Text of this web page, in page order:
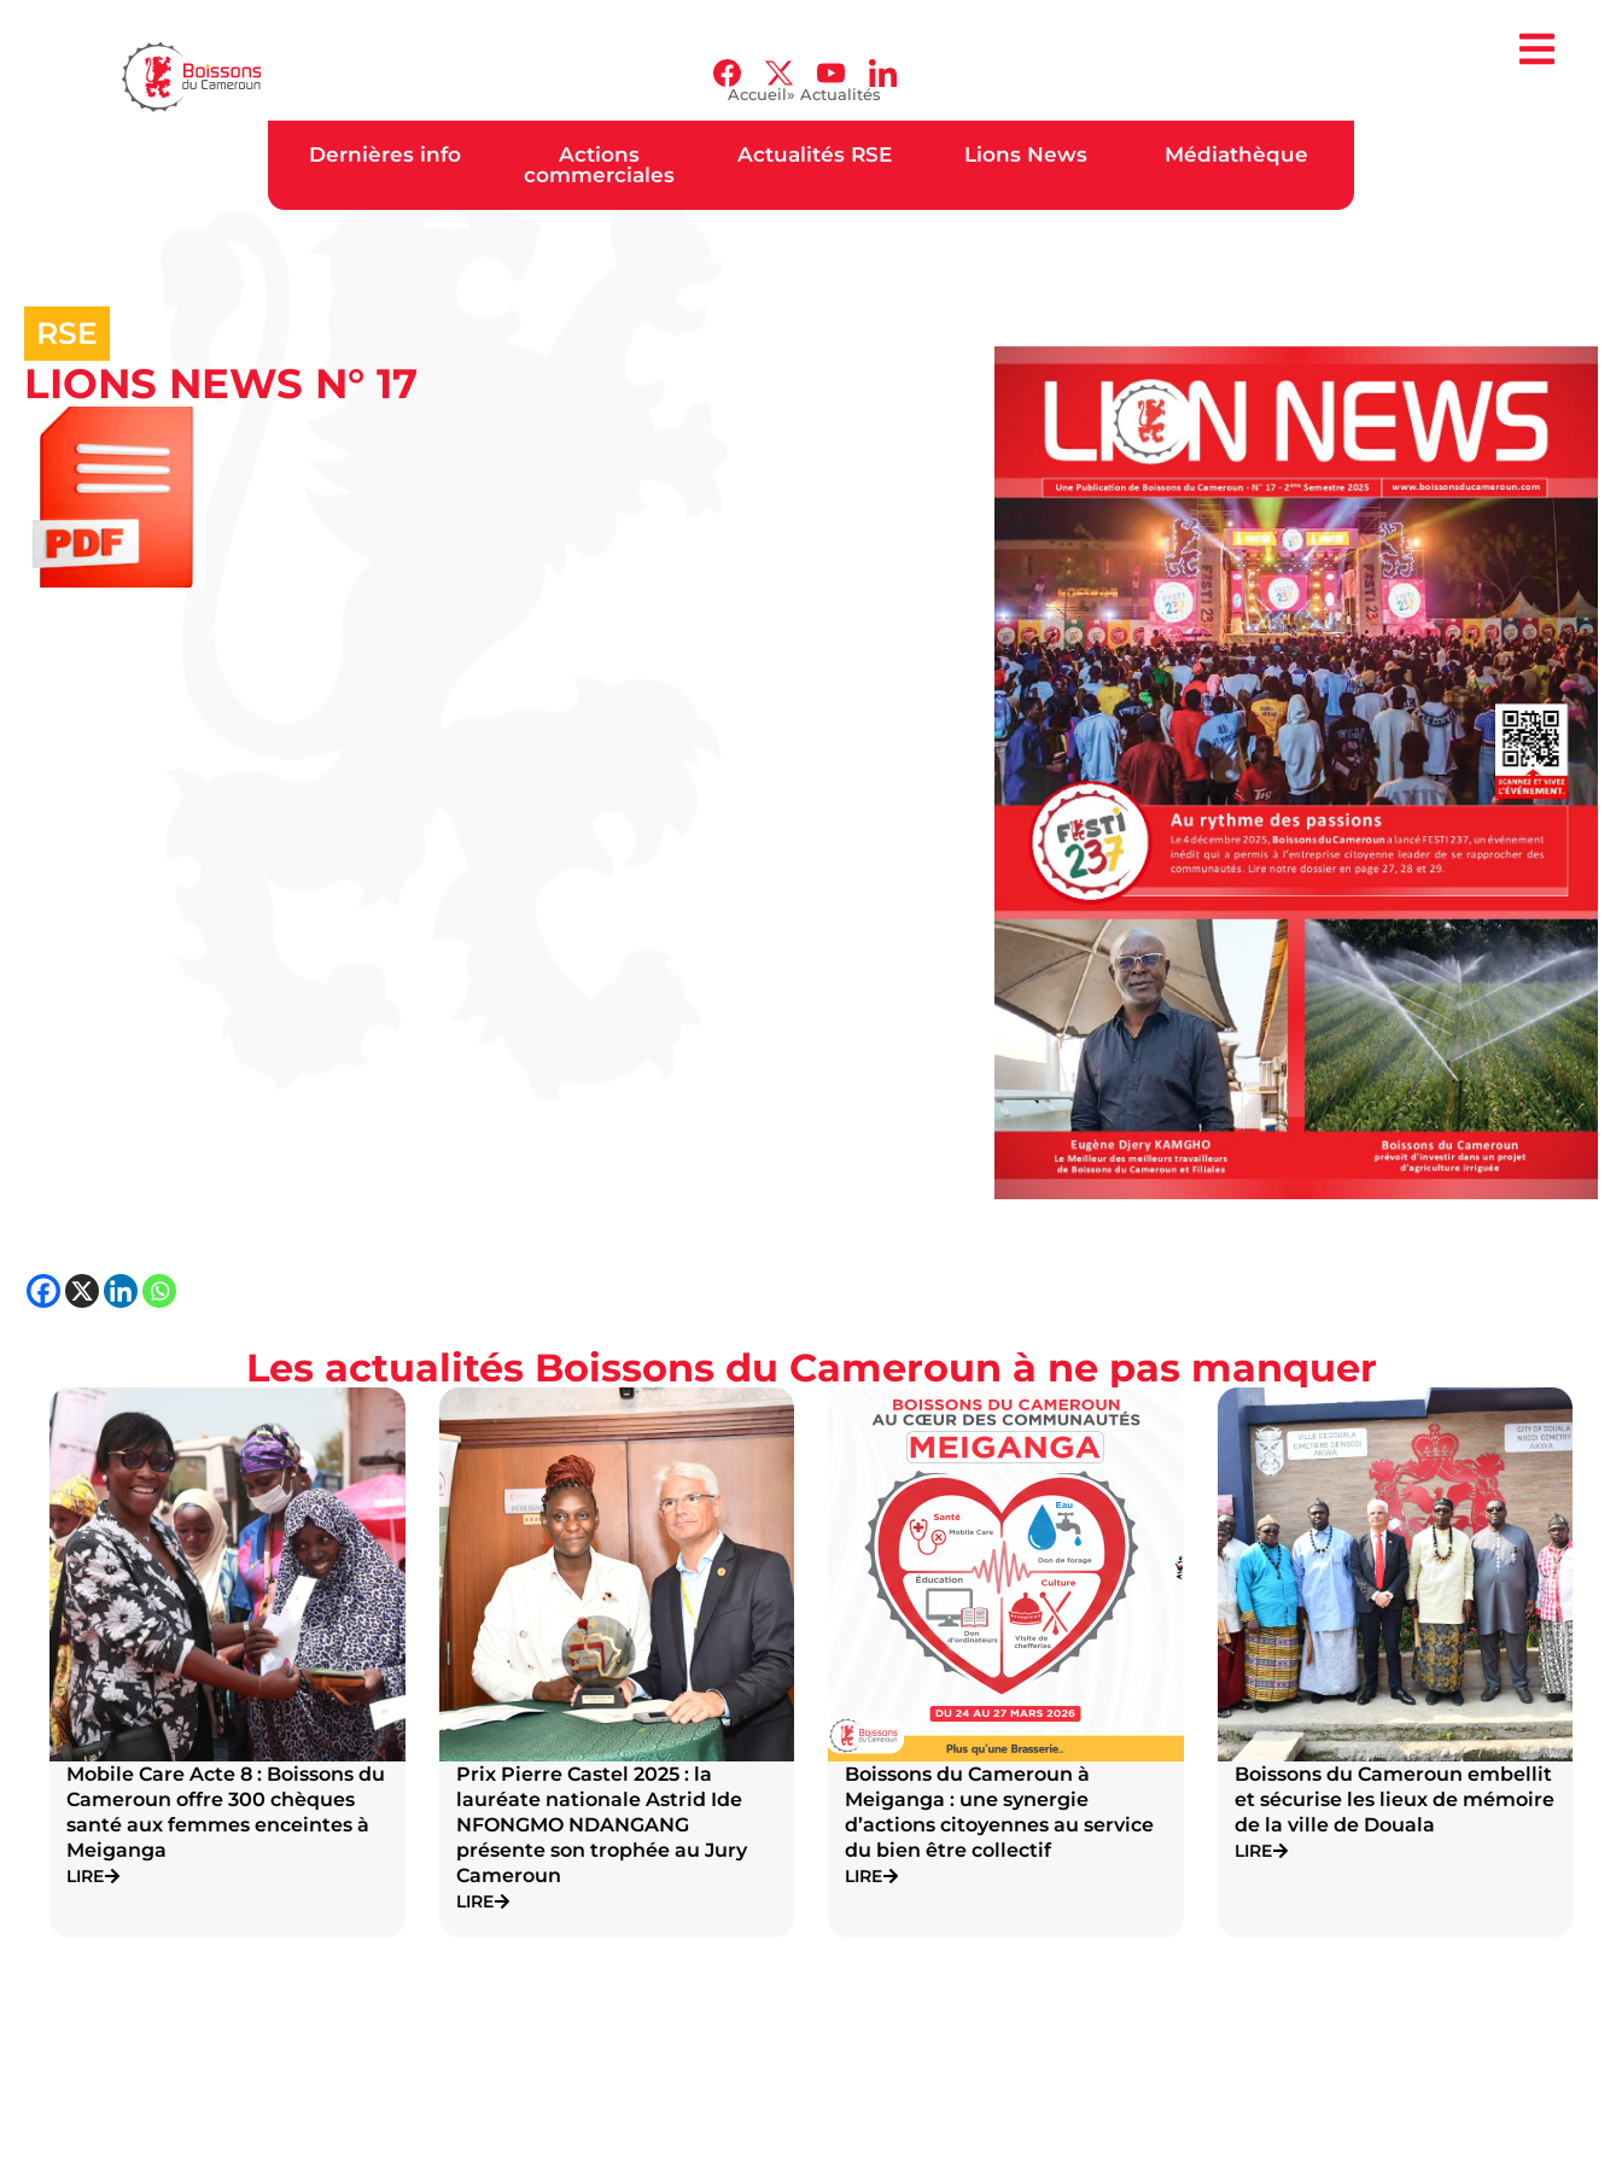
Accueil» Actualités
Dernières info
Actions
commerciales
Actualités RSE Lions News Médiathèque
RSE
LIONS NEWS N° 17
Les actualités Boissons du Cameroun à ne pas manquer
Mobile Care Acte 8 : Boissons du
Cameroun offre 300 chèques
santé aux femmes enceintes à
Meiganga
LIRE
Prix Pierre Castel 2025 : la
lauréate nationale Astrid Ide
NFONGMO NDANGANG
présente son trophée au Jury
Cameroun
LIRE
Boissons du Cameroun à
Meiganga : une synergie
d’actions citoyennes au service
du bien être collectif
LIRE
Boissons du Cameroun embellit
et sécurise les lieux de mémoire
de la ville de Douala
LIRE